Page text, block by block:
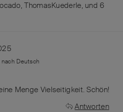
,ThomasKuederle, und6
nach Deutsch
Menge Vielseitigkeit. Schön!
Antworten